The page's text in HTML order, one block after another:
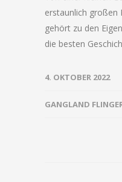
erstaunlich großen
gehört zu den
die besten
4. OKTOBER 2022
GANGLAND